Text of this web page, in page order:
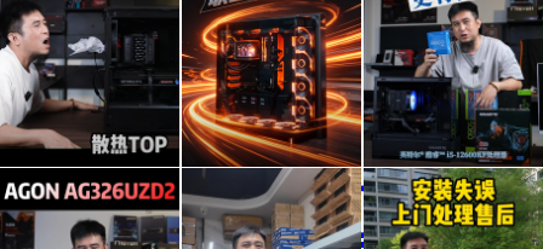
散热
内存